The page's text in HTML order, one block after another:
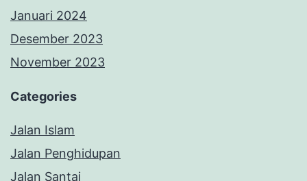
Januari 2024
Desember 2023
November 2023
Categories
Jalan Islam
Jalan Penghidupan
Jalan Santai